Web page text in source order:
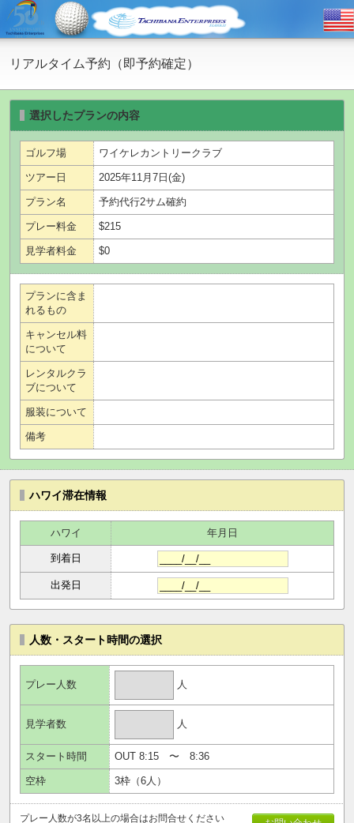
リアルタイム予約（即予約確定）
選択したプランの内容
ゴルフ場 ワイケレカントリークラブ
ツアー日 2025年11月7日(金)
プラン名 予約代行2サム確約
プレー料金 $215
見学者料金 $0
プランに含ま
れるもの
キャンセル料
について
レンタルクラ
ブについて
服装について
備考
ハワイ滞在情報
ハワイ 年月日
到着日
出発日
人数・スタート時間の選択
プレー人数 人
見学者数 人
スタート時間 OUT 8:15 〜 8:36
空枠 3枠（6 人）
プレー人数が3名以上の場合はお問合せください